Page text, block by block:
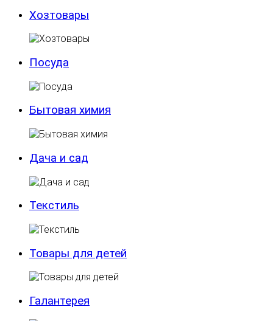
Хозтовары
Посуда
Бытовая химия
Дача и сад
Текстиль
Товары для детей
Галантерея